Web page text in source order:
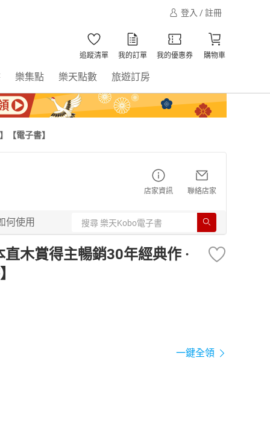
登入 / 註冊
追蹤清單 我的訂單 我的優惠券 購物車
樂集點 樂天點數 旅遊訂房
【電子書】
店家資訊 聯絡店家
何使用
木賞得主暢銷30年經典作 ·
一鍵全領